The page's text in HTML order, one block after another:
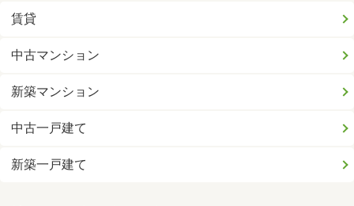
賃貸
中古マンション
新築マンション
中古一戸建て
新築一戸建て